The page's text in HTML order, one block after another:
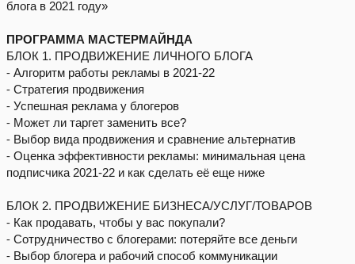
ПРОГРАММА МАСТЕРМАЙНДА
БЛОК 1. ПРОДВИЖЕНИЕ ЛИЧНОГО БЛОГА
⁃ Алгоритм работы рекламы в 2021-22
⁃ Стратегия продвижения
⁃ Успешная реклама у блогеров
⁃ Может ли таргет заменить все?
⁃ Выбор вида продвижения и сравнение альтернатив
⁃ Оценка эффективности рекламы: минимальная цена
подписчика 2021-22 и как сделать её еще ниже
БЛОК 2. ПРОДВИЖЕНИЕ БИЗНЕСА/УСЛУГ/ТОВАРОВ
⁃ Как продавать, чтобы у вас покупали?
⁃ Сотрудничество с блогерами: потеряйте все деньги
⁃ Выбор блогера и рабочий способ коммуникации